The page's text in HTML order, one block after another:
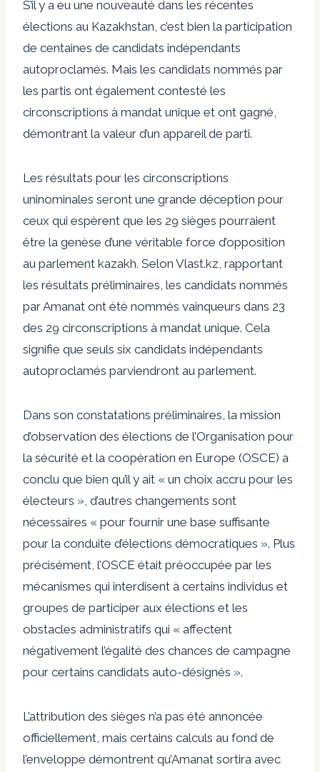
S’il y a eu une nouveauté dans les récentes
élections au Kazakhstan, c’est bien la participation
de centaines de candidats indépendants
autoproclamés. Mais les candidats nommés par
les partis ont également contesté les
circonscriptions à mandat unique et ont gagné,
démontrant la valeur d’un appareil de parti.
Les résultats pour les circonscriptions
uninominales seront une grande déception pour
ceux qui espèrent que les 29 sièges pourraient
être la genèse d’une véritable force d’opposition
au parlement kazakh. Selon Vlast.kz , rapportant
les résultats préliminaires, les candidats nommés
par Amanat ont été nommés vainqueurs dans 23
des 29 circonscriptions à mandat unique. Cela
signifie que seuls six candidats indépendants
autoproclamés parviendront au parlement.
Dans son constatations préliminaires , la mission
d’observation des élections de l’Organisation pour
la sécurité et la coopération en Europe (OSCE) a
conclu que bien qu’il y ait « un choix accru pour les
électeurs », d’autres changements sont
nécessaires « pour fournir une base suffisante
pour la conduite d’élections démocratiques ». Plus
précisément, l’OSCE était préoccupée par les
mécanismes qui interdisent à certains individus et
groupes de participer aux élections et les
obstacles administratifs qui « affectent
négativement l’égalité des chances de campagne
pour certains candidats auto-désignés ».
L’attribution des sièges n’a pas été annoncée
officiellement, mais certains calculs au fond de
l’enveloppe démontrent qu’Amanat sortira avec